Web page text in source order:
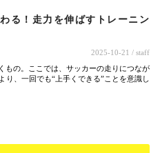
る！走力を伸ばすトレーニン
2025-10-21 / staff
もの。ここでは、サッカーの走りにつなが
り、一回でも“上手くできる”ことを意識し